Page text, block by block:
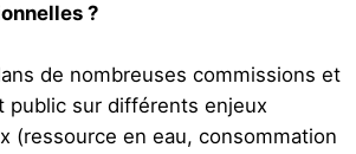
?
de nombreuses commissions et
public sur différents enjeux
(ressource en eau, consommation